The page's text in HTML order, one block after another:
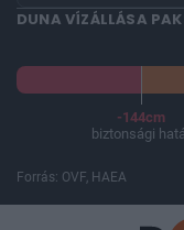
DUNA VÍZÁLLÁSA
-144cm
biztonsági
Forrás: OVF, HAEA